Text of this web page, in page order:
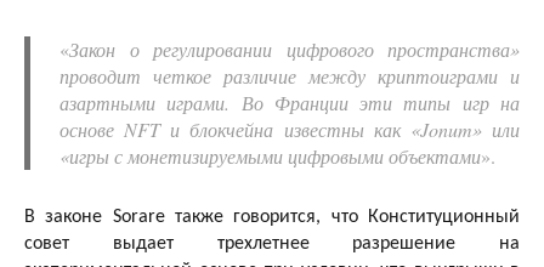
«Закон о регулировании цифрового пространства»
проводит четкое различие между криптоиграми и
азартными играми. Во Франции эти типы игр на
основе NFT и блокчейна известны как «Jonum» или
«игры с монетизируемыми цифровыми объектами».
В законе Sorare также говорится, что Конституционный
совет выдает трехлетнее разрешение на